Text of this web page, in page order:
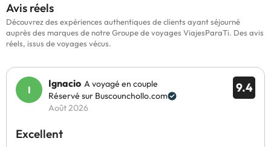
Avis réels
Découvrez des expériences authentiques de clients ayant séjourné
auprès des marques de notre Groupe de voyages ViajesParaTi. Des avis
réels, issus de voyages vécus.
9.4
Ignacio A voyagé en couple
Réservé sur Buscounchollo.com
Août 2026
Excellent